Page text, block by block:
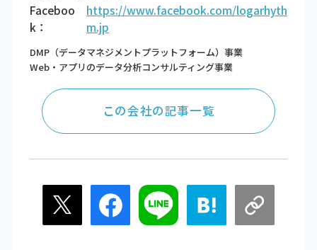
Faceboo
k：
https://www.facebook.com/logarhyth
m.jp
DMP（データマネジメントプラットフォーム）事業
Web・アプリのデータ分析コンサルティング事業
この会社の記事一覧